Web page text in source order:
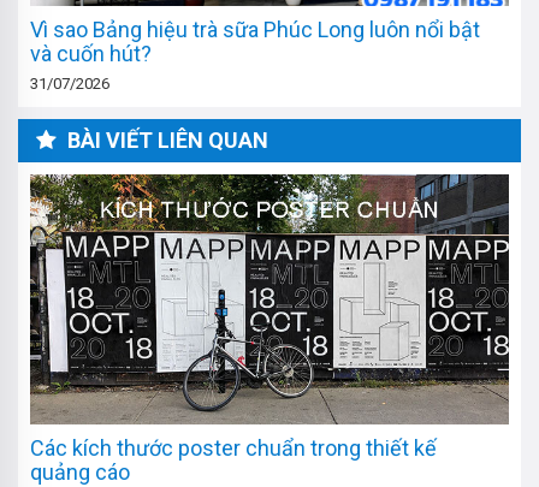
Vì sao Bảng hiệu trà sữa Phúc Long luôn nổi bật
và cuốn hút?
31/07/2026
BÀI VIẾT LIÊN QUAN
Các kích thước poster chuẩn trong thiết kế
quảng cáo